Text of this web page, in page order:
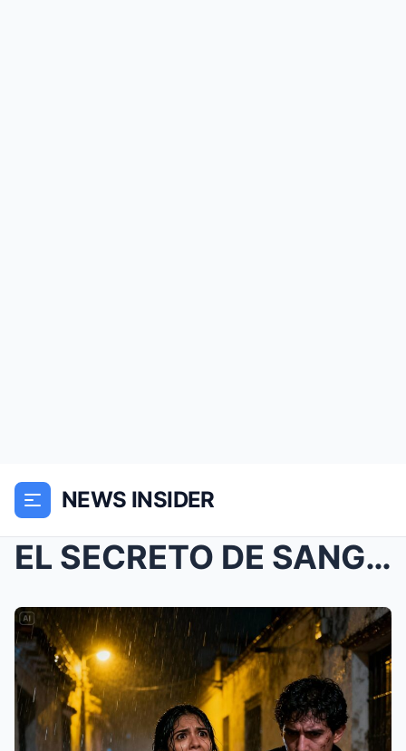
NEWS INSIDER
EL SECRETO DE SANGRE: SALVÉ A UN HOMBRE Y A SUS GE...